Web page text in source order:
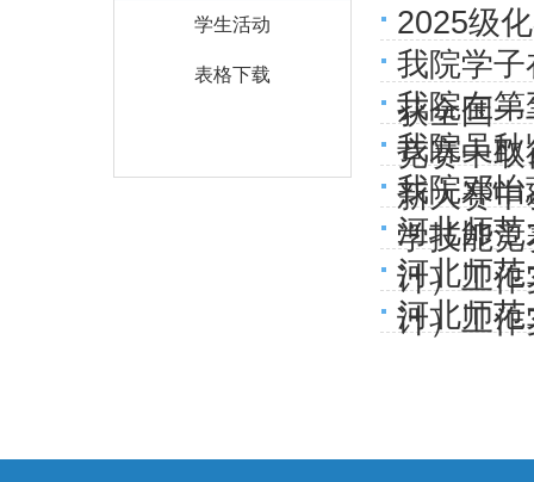
学生活动
表格下载
2025级
我院学
获全国一
我院在
竞赛中
我院吴
新大赛
我院邓怡
学技能
河北师
计）工
河北师
计）工
河北师